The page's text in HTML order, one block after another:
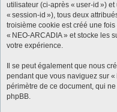
utilisateur (ci-après « user-id »)
« session-id »), tous deux
troisième cookie est créé une
« NEO-ARCADIA » et stocke les
votre expérience.
Il se peut également que nous
pendant que vous naviguez sur «
périmètre de ce document, qui
phpBB.